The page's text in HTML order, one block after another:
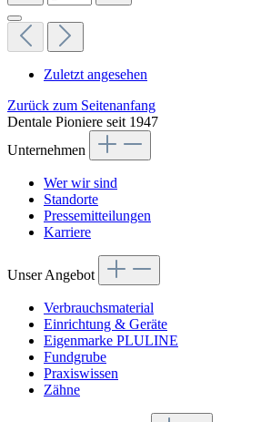
Zuletzt angesehen
Zurück zum Seitenanfang
Dentale Pioniere seit 1947
Unternehmen
Wer wir sind
Standorte
Pressemitteilungen
Karriere
Unser Angebot
Verbrauchsmaterial
Einrichtung & Geräte
Eigenmarke PLULINE
Fundgrube
Praxiswissen
Zähne